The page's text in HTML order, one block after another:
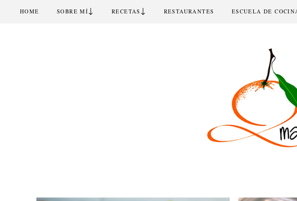
HOME SOBRE MÍ↓ RECETAS ↓ RESTAURANTES ESCUELA DE